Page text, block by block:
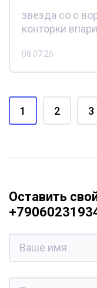
звезда со с
конторки
08.07.26
1 2 3
Оставить